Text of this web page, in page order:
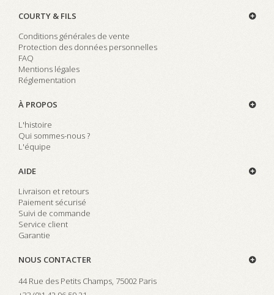
COURTY & FILS
Conditions générales de vente
Protection des données personnelles
FAQ
Mentions légales
Réglementation
À PROPOS
L'histoire
Qui sommes-nous ?
L'équipe
AIDE
Livraison et retours
Paiement sécurisé
Suivi de commande
Service client
Garantie
NOUS CONTACTER
44 Rue des Petits Champs, 75002 Paris